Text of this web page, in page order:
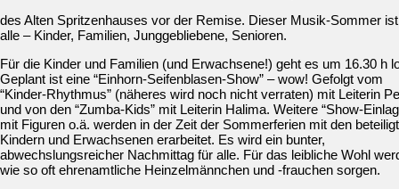
des Alten Spritzenhauses vor der Remise. Dieser Musik-Sommer
alle – Kinder, Familien, Junggebliebene, Senioren.
Für die Kinder und Familien (und Erwachsene!) geht es um 16.30 h
Geplant ist eine “Einhorn-Seifenblasen-Show” – wow! Gefolgt vom
“Kinder-Rhythmus” (näheres wird noch nicht verraten) mit Leiterin
und von den “Zumba-Kids” mit Leiterin Halima. Weitere “Show-
mit Figuren o.ä. werden in der Zeit der Sommerferien mit den
Kindern und Erwachsenen erarbeitet. Es wird ein bunter,
abwechslungsreicher Nachmittag für alle. Für das leibliche Wohl
wie so oft ehrenamtliche Heinzelmännchen und -frauchen sorgen.